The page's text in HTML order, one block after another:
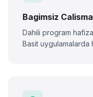
Bagimsiz Calisma
Dahili program
Basit